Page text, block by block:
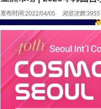
发布时间:2022/04/05 浏览次数